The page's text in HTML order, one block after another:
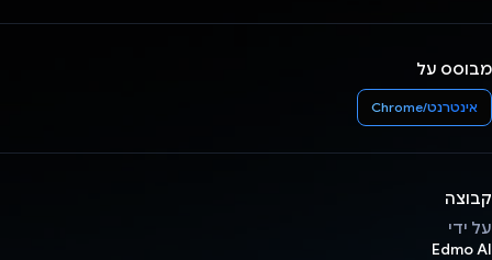
מבוסס על
אינטרנט/Chrome
קבוצה
על ידי
Edmo AI